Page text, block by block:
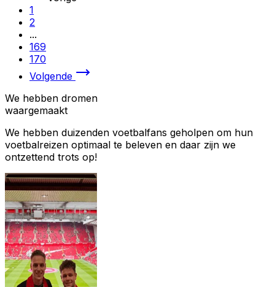
1
2
...
169
170
Volgende
We hebben dromen
waargemaakt
We hebben duizenden voetbalfans geholpen om hun
voetbalreizen optimaal te beleven en daar zijn we
ontzettend trots op!